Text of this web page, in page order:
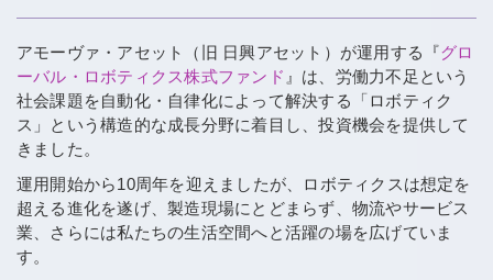
アモーヴァ・アセット（旧 日興アセット）が運用する『グロ
ーバル・ロボティクス株式ファンド 』は、労働力不足という
社会課題を自動化・自律化によって解決する「ロボティク
ス」という構造的な成長分野に着目し、投資機会を提供して
きました。
運用開始から10周年を迎えましたが、ロボティクスは想定を
超える進化を遂げ、製造現場にとどまらず、物流やサービス
業、さらには私たちの生活空間へと活躍の場を広げていま
す。